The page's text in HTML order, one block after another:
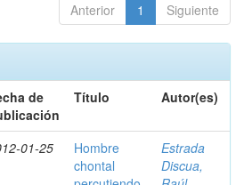
Anterior 1 Siguiente
de
Título Autor(es)
01-25
Hombre
chontal
Estrada
Discua,